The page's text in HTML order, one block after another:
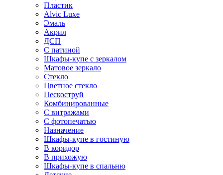
Пластик
Alvic Luxe
Эмаль
Акрил
ДСП
С патиной
Шкафы-купе с зеркалом
Матовое зеркало
Стекло
Цветное стекло
Пескоструй
Комбинированные
С витражами
С фотопечатью
Назначение
Шкафы-купе в гостиную
В коридор
В прихожую
Шкафы-купе в спальню